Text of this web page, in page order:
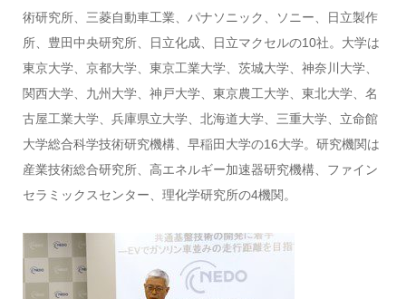
術研究所、三菱自動車工業、パナソニック、ソニー、日立製作
所、豊田中央研究所、日立化成、日立マクセルの10社。大学は
東京大学、京都大学、東京工業大学、茨城大学、神奈川大学、
関西大学、九州大学、神戸大学、東京農工大学、東北大学、名
古屋工業大学、兵庫県立大学、北海道大学、三重大学、立命館
大学総合科学技術研究機構、早稲田大学の16大学。研究機関は
産業技術総合研究所、高エネルギー加速器研究機構、ファイン
セラミックスセンター、理化学研究所の4機関。